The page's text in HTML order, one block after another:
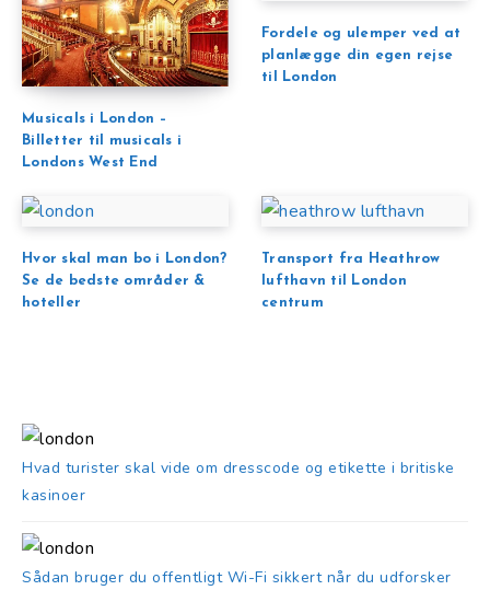
Musicals i London –
Billetter til musicals i
Londons West End
Fordele og ulemper ved at
planlægge din egen rejse
til London
Hvor skal man bo i London?
Se de bedste områder &
hoteller
Transport fra Heathrow
lufthavn til London
centrum
Hvad turister skal vide om dresscode og etikette i britiske
kasinoer
Sådan bruger du offentligt Wi-Fi sikkert når du udforsker